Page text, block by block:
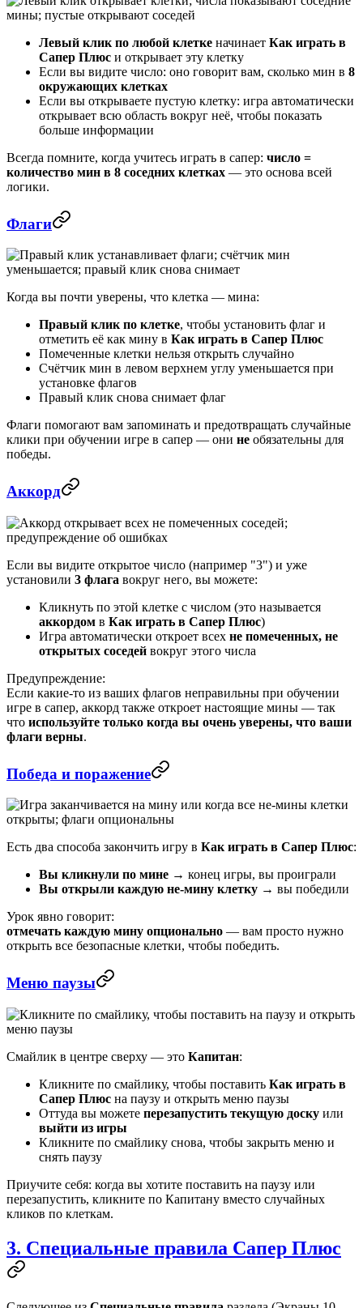
Левый клик по любой клетке начинает Как играть в
Сапер Плюс и открывает эту клетку
Если вы видите число: оно говорит вам, сколько мин в 8
окружающих клетках
Если вы открываете пустую клетку: игра автоматически
открывает всю область вокруг неё, чтобы показать
больше информации
Всегда помните, когда учитесь играть в сапер: число =
количество мин в 8 соседних клетках — это основа всей
логики.
Флаги
Когда вы почти уверены, что клетка — мина:
Правый клик по клетке, чтобы установить флаг и
отметить её как мину в Как играть в Сапер Плюс
Помеченные клетки нельзя открыть случайно
Счётчик мин в левом верхнем углу уменьшается при
установке флагов
Правый клик снова снимает флаг
Флаги помогают вам запоминать и предотвращать случайные
клики при обучении игре в сапер — они не обязательны для
победы.
Аккорд
Если вы видите открытое число (например "3") и уже
установили 3 флага вокруг него, вы можете:
Кликнуть по этой клетке с числом (это называется
аккордом в Как играть в Сапер Плюс)
Игра автоматически откроет всех не помеченных, не
открытых соседей вокруг этого числа
Предупреждение:
Если какие-то из ваших флагов неправильны при обучении
игре в сапер, аккорд также откроет настоящие мины — так
что используйте только когда вы очень уверены, что ваши
флаги верны.
Победа и поражение
Есть два способа закончить игру в Как играть в Сапер Плюс:
Вы кликнули по мине → конец игры, вы проиграли
Вы открыли каждую не-мину клетку → вы победили
Урок явно говорит:
отмечать каждую мину опционально — вам просто нужно
открыть все безопасные клетки, чтобы победить.
Меню паузы
Смайлик в центре сверху — это Капитан:
Кликните по смайлику, чтобы поставить Как играть в
Сапер Плюс на паузу и открыть меню паузы
Оттуда вы можете перезапустить текущую доску или
выйти из игры
Кликните по смайлику снова, чтобы закрыть меню и
снять паузу
Приучите себя: когда вы хотите поставить на паузу или
перезапустить, кликните по Капитану вместо случайных
кликов по клеткам.
3. Специальные правила Сапер Плюс